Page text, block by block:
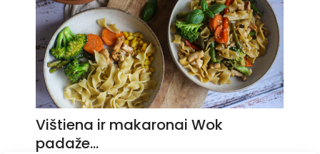
Vištiena ir makaronai Wok
padaže…